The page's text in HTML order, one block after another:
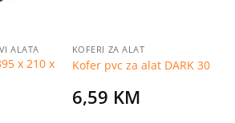
ALATA
x 210 x
KOFERI ZA ALAT
Kofer pvc za alat DARK 30
6,59 KM